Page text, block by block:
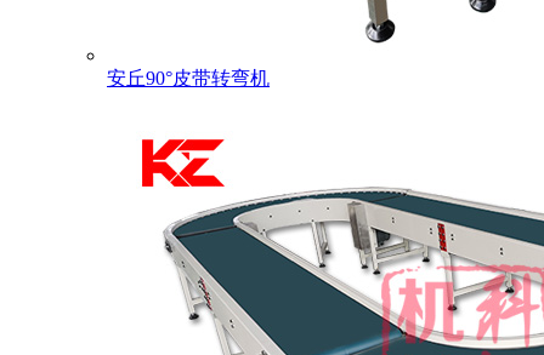
安丘90°皮带转弯机